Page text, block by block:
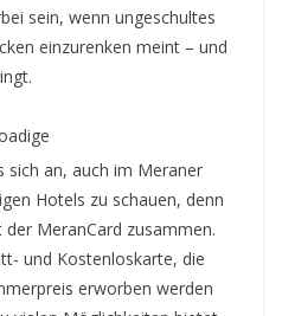
sein, wenn ungeschultes
einzurenken meint – und
sich an, auch im Meraner
Hotels zu schauen, denn
MeranCard zusammen.
und Kostenloskarte, die
erworben werden